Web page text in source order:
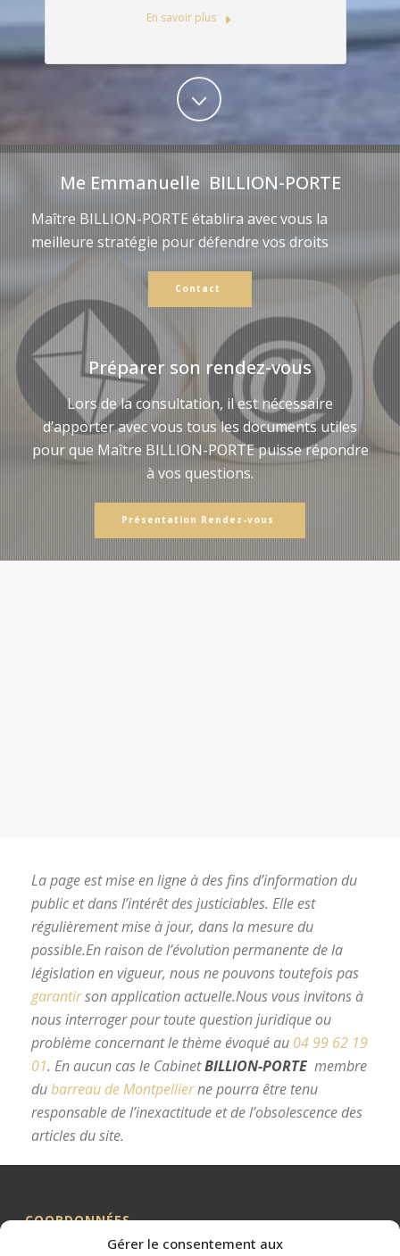
Gérer le consentement aux
En savoir plus
Me Emmanuelle BILLION-PORTE
Maître BILLION-PORTE établira avec vous la
meilleure stratégie pour défendre vos droits
Contact
Préparer son rendez-vous
Lors de la consultation, il est nécessaire
d’apporter avec vous tous les documents utiles
pour que Maître BILLION-PORTE puisse répondre
à vos questions.
Présentation Rendez-vous
La page est mise en ligne à des fins d’information du
public et dans l’intérêt des justiciables. Elle est
régulièrement mise à jour, dans la mesure du
possible.En raison de l’évolution permanente de la
législation en vigueur, nous ne pouvons toutefois pas
garantirson application actuelle.Nous vous invitons à
nous interroger pour toute question juridique ou
problème concernant le thème évoqué au 04 99 62 19
01. En aucun cas le CabinetBILLION-PORTE membre
dubarreau de Montpellierne pourra être tenu
responsable de l’inexactitude et de l’obsolescence des
articles du site.
COORDONNÉES
Me BILLION-PORTE